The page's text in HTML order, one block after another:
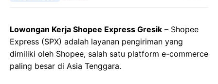
Lowongan Kerja Shopee Express Gresik – Shopee
Express (SPX) adalah layanan pengiriman yang
dimiliki oleh Shopee, salah satu platform e-commerce
paling besar di Asia Tenggara.